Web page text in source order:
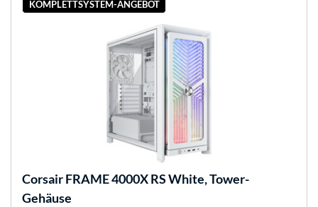
KOMPLETTSYSTEM-ANGEBOT
CorsairFRAME 4000X RS White, Tower-
Gehäuse